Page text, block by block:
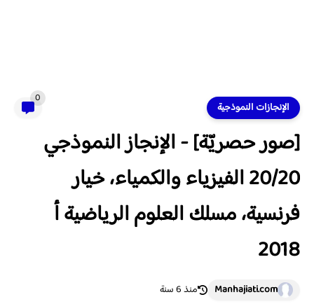
الإنجازات النموذجية
0
[صور حصريّة] - الإنجاز النموذجي
20/20 الفيزياء والكمياء، خيار
فرنسية، مسلك العلوم الرياضية أ
2018
Manhajiati.com منذ 6 سنة